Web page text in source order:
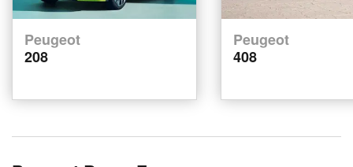
Peugeot
208
Peugeot
408